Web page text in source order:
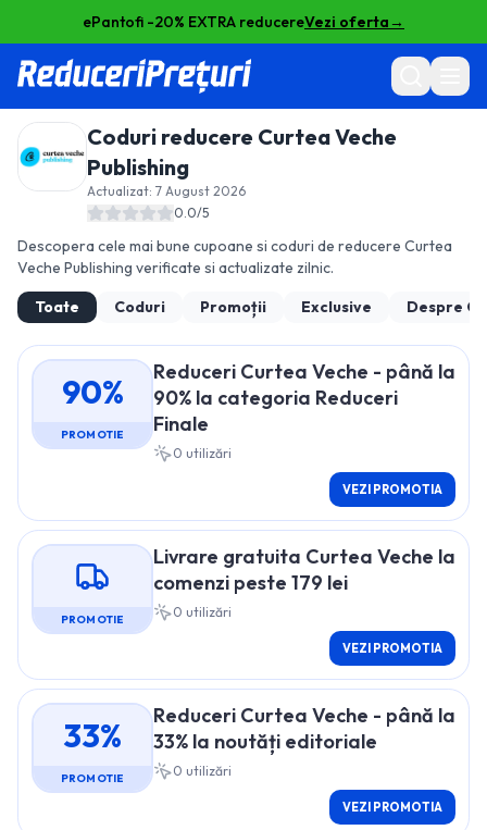
ePantofi -20% EXTRA reducereVezi oferta→
Coduri reducere Curtea Veche
Publishing
Actualizat: 7 August 2026
0.0/5
Descopera cele mai bune cupoane si coduri de reducere Curtea
Veche Publishing verificate si actualizate zilnic.
Toate
Coduri Promoții Exclusive Despre
90%
PROMOTIE
Reduceri Curtea Veche - până la
90% la categoria Reduceri
Finale
0 utilizări
VEZI PROMOTIA
PROMOTIE
Livrare gratuita Curtea Veche la
comenzi peste 179 lei
0 utilizări
VEZI PROMOTIA
33%
PROMOTIE
Reduceri Curtea Veche - până la
33% la noutăți editoriale
0 utilizări
VEZI PROMOTIA